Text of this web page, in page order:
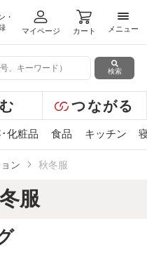
・
マイページ カート
メニ
メニュー
検索
つながる
化粧品 食品 キッチン
ン 秋冬服
服